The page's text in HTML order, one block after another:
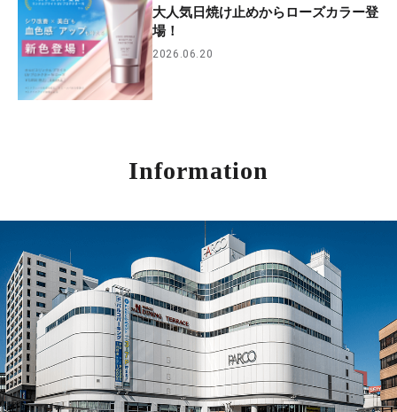
大人気日焼け止めからローズカラー登
場！
2026.06.20
Information